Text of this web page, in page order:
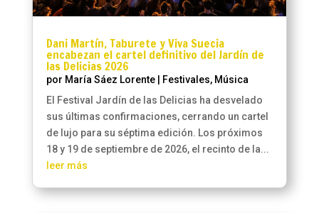
Dani Martín, Taburete y Viva Suecia
encabezan el cartel definitivo del Jardín de
las Delicias 2026
por María Sáez Lorente| Festivales, Música
El Festival Jardín de las Delicias ha desvelado
sus últimas confirmaciones, cerrando un cartel
de lujo para su séptima edición. Los próximos
18 y 19 de septiembre de 2026, el recinto de la...
leer más